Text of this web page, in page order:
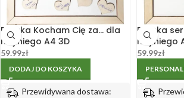
Ramka Kocham Cię za… dla
niej niego A4 3D
59.99zł
DODAJ DO KOSZYKA
Przewidywana dostawa:
Ramka
niej niego
59.99zł